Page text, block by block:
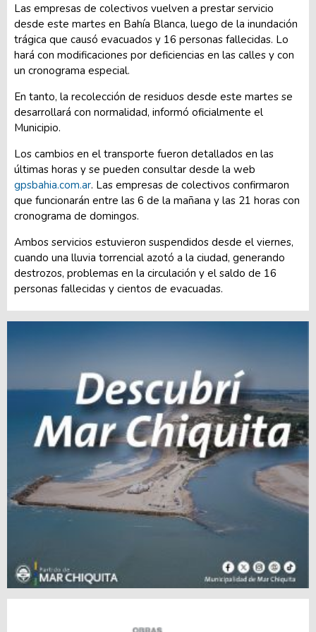
Las empresas de colectivos vuelven a prestar servicio
desde este martes en Bahía Blanca, luego de la inundación
trágica que causó evacuados y 16 personas fallecidas. Lo
hará con modificaciones por deficiencias en las calles y con
un cronograma especial.
En tanto, la recolección de residuos desde este martes se
desarrollará con normalidad, informó oficialmente el
Municipio.
Los cambios en el transporte fueron detallados en las
últimas horas y se pueden consultar desde la web
gpsbahia.com.ar. Las empresas de colectivos confirmaron
que funcionarán entre las 6 de la mañana y las 21 horas con
cronograma de domingos.
Ambos servicios estuvieron suspendidos desde el viernes,
cuando una lluvia torrencial azotó a la ciudad, generando
destrozos, problemas en la circulación y el saldo de 16
personas fallecidas y cientos de evacuadas.